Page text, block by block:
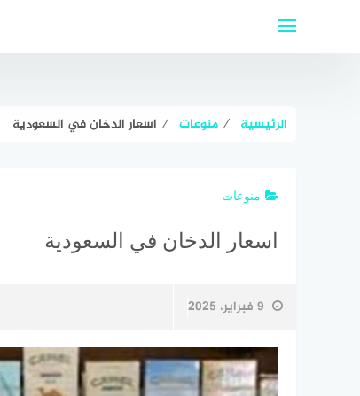
الرئيسية ⁄ منوعات ⁄ اسعار الدخان في السعودية
منوعات
اسعار الدخان في السعودية
9 فبراير، 2025